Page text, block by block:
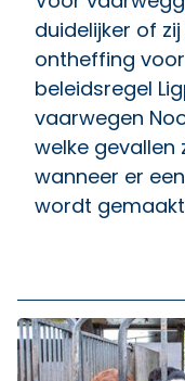
duidelijker of
ontheffing
beleidsregel
vaarwegen
welke gevallen
wanneer er
wordt